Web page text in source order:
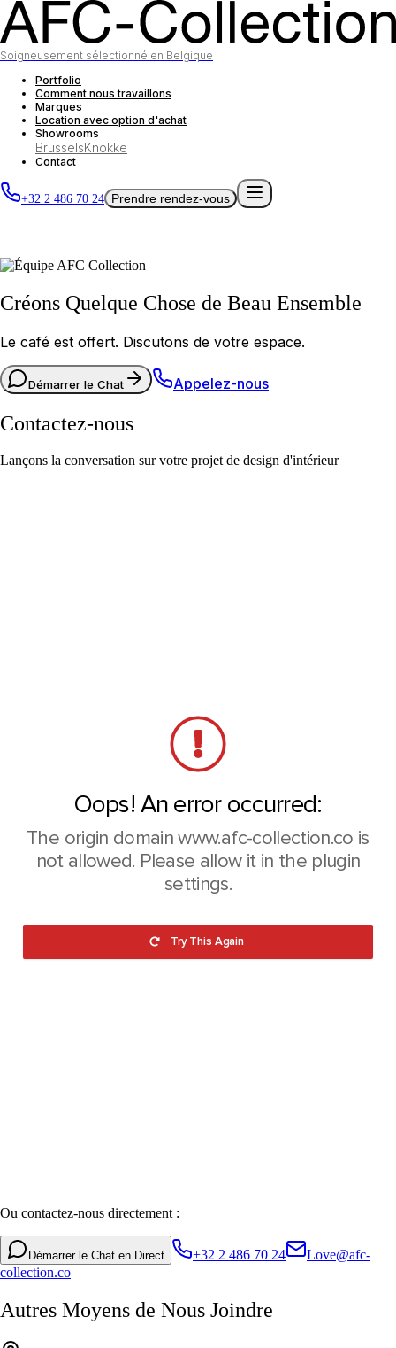
Soigneusement sélectionné en Belgique
Portfolio
Comment nous travaillons
Marques
Location avec option d'achat
Showrooms
BrusselsKnokke
Contact
+32 2 486 70 24 Prendre rendez-vous
Créons Quelque Chose de Beau Ensemble
Le café est offert. Discutons de votre espace.
Démarrer le Chat Appelez-nous
Contactez-nous
Lançons la conversation sur votre projet de design d'intérieur
Ou contactez-nous directement :
Démarrer le Chat en Direct +32 2 486 70 24
Love@afc-
collection.co
Autres Moyens de Nous Joindre